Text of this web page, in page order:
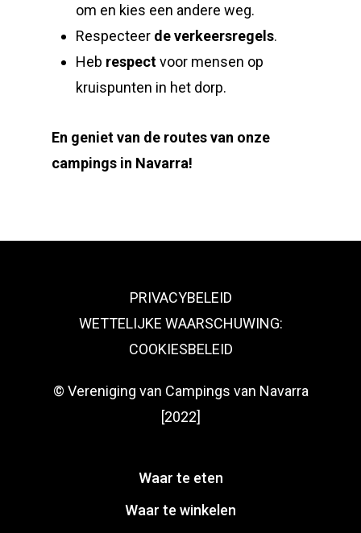
om en kies een andere weg.
Respecteer de verkeersregels.
Heb respectvoor mensen op
kruispunten in het dorp.
En geniet van de routes van onze
campings in Navarra!
PRIVACYBELEID
WETTELIJKE WAARSCHUWING:
COOKIESBELEID
© Vereniging van Campings van Navarra
[2022]
Waar te eten
Waar te winkelen